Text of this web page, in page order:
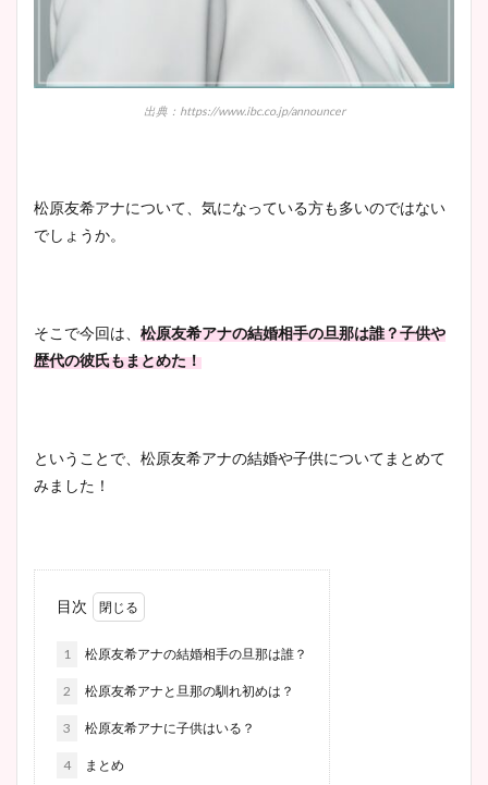
出典：https://www.ibc.co.jp/announcer
松原友希アナについて、気になっている方も多いのではない
でしょうか。
そこで今回は、 松原友希アナの結婚相手の旦那は誰？子供や
歴代の彼氏もまとめた！
ということで、松原友希アナの結婚や子供についてまとめて
みました！
目次
1 松原友希アナの結婚相手の旦那は誰？
2 松原友希アナと旦那の馴れ初めは？
3 松原友希アナに子供はいる？
4 まとめ